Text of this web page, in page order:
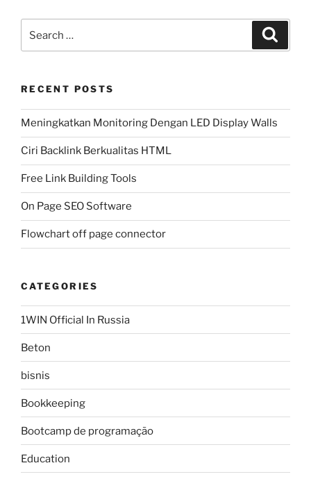
for:
RECENT POSTS
Meningkatkan Monitoring Dengan LED Display Walls
Ciri Backlink Berkualitas HTML
Free Link Building Tools
On Page SEO Software
Flowchart off page connector
CATEGORIES
1WIN Official In Russia
Beton
bisnis
Bookkeeping
Bootcamp de programação
Education